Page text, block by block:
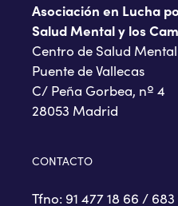
Asociación en Lucha
Salud Mental y los
Centro de Salud
Puente de Vallecas
C/ Peña Gorbea, nº 4
28053 Madrid
CONTACTO
Tfno: 91 477 18 66 /